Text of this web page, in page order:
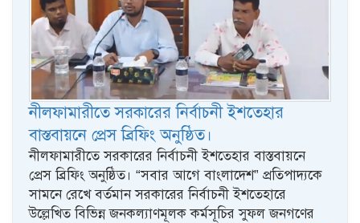
নীলফামারীতে সরকারের নির্বাচনী ইশতেহার
বাস্তবায়নে প্রেস ব্রিফিং অনুষ্ঠিত।
নীলফামারীতে সরকারের নির্বাচনী ইশতেহার বাস্তবায়নে
প্রেস ব্রিফিং অনুষ্ঠিত। “সবার আগে বাংলাদেশ” প্রতিপাদ্যকে
সামনে রেখে বর্তমান সরকারের নির্বাচনী ইশতেহারে
উল্লেখিত বিভিন্ন জনকল্যাণমূলক কর্মসূচির সুফল জনগণের